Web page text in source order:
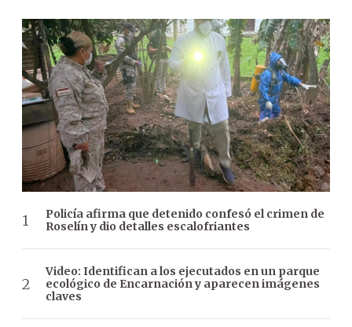
Policía afirma que detenido confesó el crimen de
Roselín y dio detalles escalofriantes
Video: Identifican a los ejecutados en un parque
ecológico de Encarnación y aparecen imágenes
claves